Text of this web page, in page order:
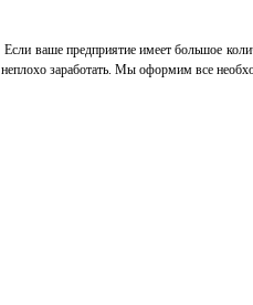
Если ваше предприятие имеет большое
неплохо заработать. Мы оформим все